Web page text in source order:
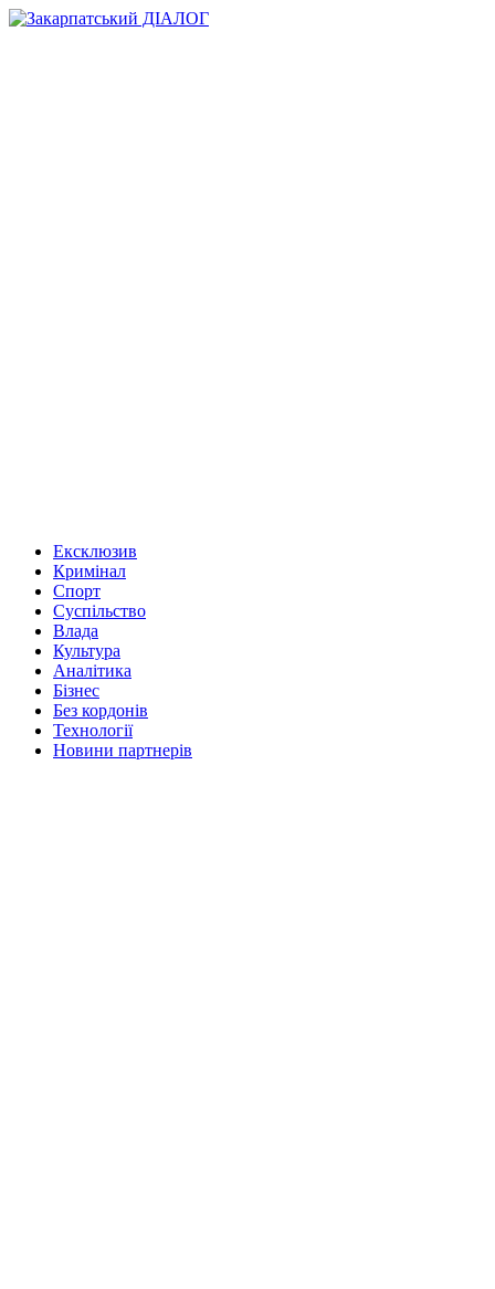
Ексклюзив
Кримінал
Спорт
Суспільство
Влада
Культура
Аналітика
Бізнес
Без кордонів
Технології
Новини партнерів